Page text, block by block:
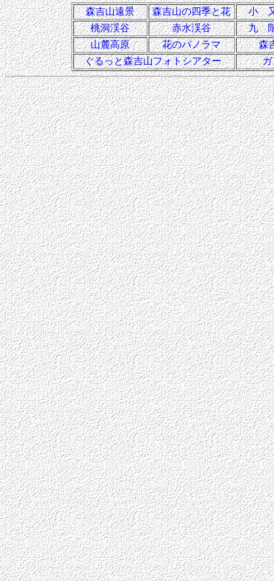
森吉山遠景 森吉山の四季と花
小
桃洞渓谷
赤水渓谷
九
山麓高原
花のパノラマ
森
ぐるっと森吉山フォトシアター
ガ